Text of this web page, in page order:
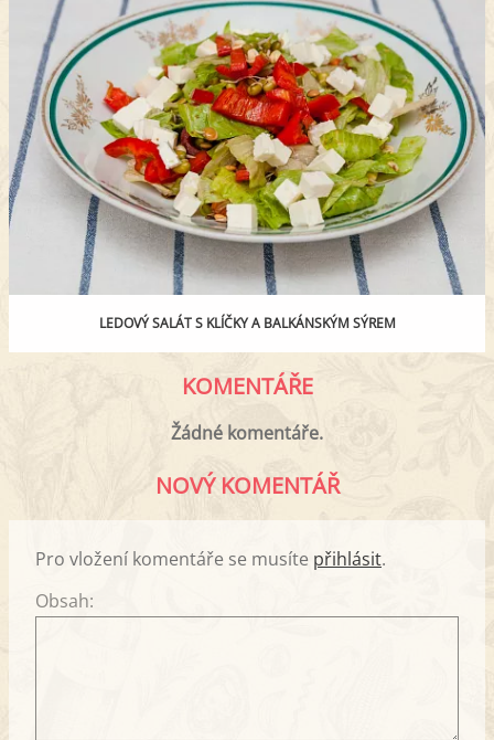
LEDOVÝ SALÁT S KLÍČKY A BALKÁNSKÝM SÝREM
KOMENTÁŘE
Žádné komentáře.
NOVÝ KOMENTÁŘ
Pro vložení komentáře se musíte přihlásit.
Obsah: